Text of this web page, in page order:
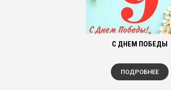
С ДНЕМ ПОБЕДЫ
ПОДРОБНЕЕ